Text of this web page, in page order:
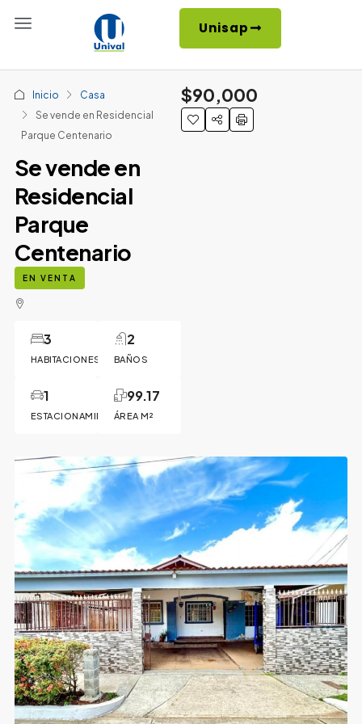
Unisap
Inicio
Casa
Se vende en Residencial
Parque Centenario
Se vende en
Residencial
Parque
Centenario
EN VENTA
HABITACIONES
3
BAÑOS
2
ESTACIONAMIENTO
1
ÁREA M²
99.17
$90,000